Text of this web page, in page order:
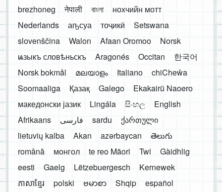
brezhoneg नेपाली বাংলা
нохчийн мотт
Nederlands
аҧсуа тоҷикӣ
Setswana
slovenščina
Walon Afaan Oromoo
Norsk
ѩзыкъ словѣньскъ
Aragonés Occitan
한국어
Norsk bokmål
മലയാളം Italiano
chiCheŵa
Soomaaliga
Қазақ Galego
Ekakairũ Naoero
македонски јазик
Lingála සිංහල
English
Afrikaans
فارسی sardu
ქართული
lietuvių kalba
Akan azərbaycan
తెలుగు
română
монгол te reo Māori Twi
Gàidhlig
eesti
Gaelg Lëtzebuergesch
Kernewek
ភាសាខ្មែរ
polski ဗမာစာ Shqip
español